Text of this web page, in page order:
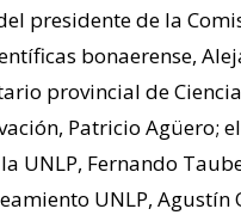
presidente de la
bonaerense,
provincial de
Patricio Agüero; el
UNLP, Fernando
UNLP, Agustín